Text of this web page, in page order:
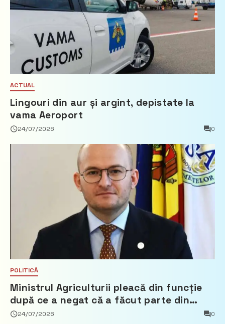
ACTUAL
Lingouri din aur și argint, depistate la
vama Aeroport
24/07/2026 0
POLITICĂ
Ministrul Agriculturii pleacă din funcție
după ce a negat că a făcut parte din
Partidul Democrat
24/07/2026 0